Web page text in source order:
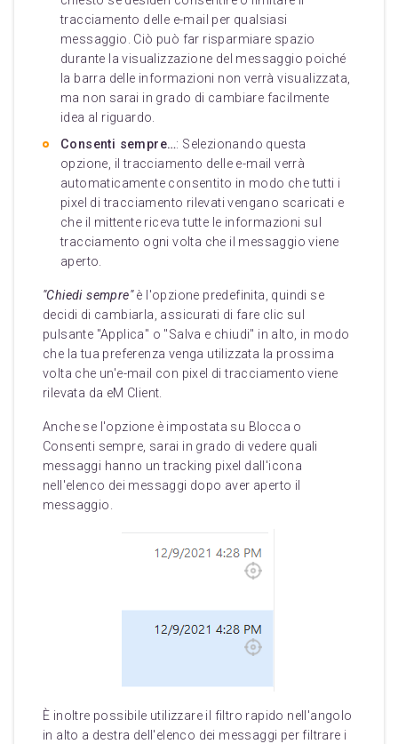
tracciamento delle e-mail per qualsiasi
messaggio. Ciò può far risparmiare spazio
durante la visualizzazione del messaggio poiché
la barra delle informazioni non verrà visualizzata,
ma non sarai in grado di cambiare facilmente
idea al riguardo.
Consenti sempre…: Selezionando questa
opzione, il tracciamento delle e-mail verrà
automaticamente consentito in modo che tutti i
pixel di tracciamento rilevati vengano scaricati e
che il mittente riceva tutte le informazioni sul
tracciamento ogni volta che il messaggio viene
aperto.
"Chiedi sempre"è l'opzione predefinita, quindi se
decidi di cambiarla, assicurati di fare clic sul
pulsante "Applica" o "Salva e chiudi" in alto, in modo
che la tua preferenza venga utilizzata la prossima
volta che un'e-mail con pixel di tracciamento viene
rilevata da eM Client.
Anche se l'opzione è impostata su Blocca o
Consenti sempre, sarai in grado di vedere quali
messaggi hanno un tracking pixel dall'icona
nell'elenco dei messaggi dopo aver aperto il
messaggio.
È inoltre possibile utilizzare il filtro rapido nell'angolo
in alto a destra dell'elenco dei messaggi per filtrare i